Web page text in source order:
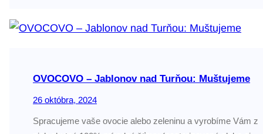
OVOCOVO – Jablonov nad Turňou: Muštujeme
26 októbra, 2024
Spracujeme vaše ovocie alebo zeleninu a vyrobíme Vám z